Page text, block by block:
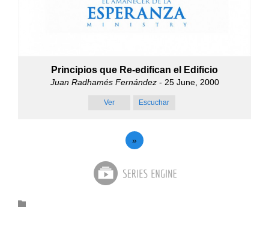
Principios que Re-edifican el Edificio
Juan Radhamés Fernández- 25 June, 2000
Ver Escuchar
»
